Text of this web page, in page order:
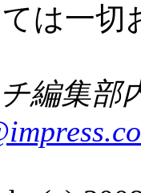
は一
編集部